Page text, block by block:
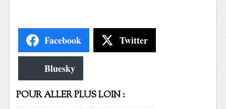
Facebook Twitter
Bluesky
POUR ALLER PLUS LOIN :